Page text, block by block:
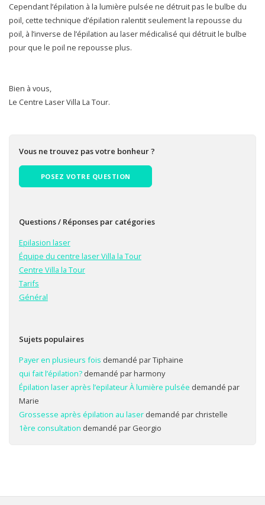
Cependant l’épilation à la lumière pulsée ne détruit pas le bulbe du
poil, cette technique d’épilation ralentit seulement la repousse du
poil, à l’inverse de l’épilation au laser médicalisé qui détruit le bulbe
pour que le poil ne repousse plus.
Bien à vous,
Le Centre Laser Villa La Tour.
Vous ne trouvez pas votre bonheur ?
POSEZ VOTRE QUESTION
Questions / Réponses par catégories
Epilasion laser
Équipe du centre laser Villa la Tour
Centre Villa la Tour
Tarifs
Général
Sujets populaires
Payer en plusieurs fois demandé par Tiphaine
qui fait l’épilation?demandé par harmony
Épilation laser après l’epilateur À lumière pulsée demandé par
Marie
Grossesse après épilation au laserdemandé par christelle
1ère consultation demandé par Georgio